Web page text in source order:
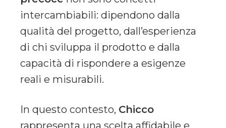
intercambiabili: dipendono dalla
qualità del progetto, dall’esperienza
di chi sviluppa il prodotto e dalla
capacità di rispondere a esigenze
reali e misurabili.
In questo contesto, Chicco
rappresenta una scelta affidabile e